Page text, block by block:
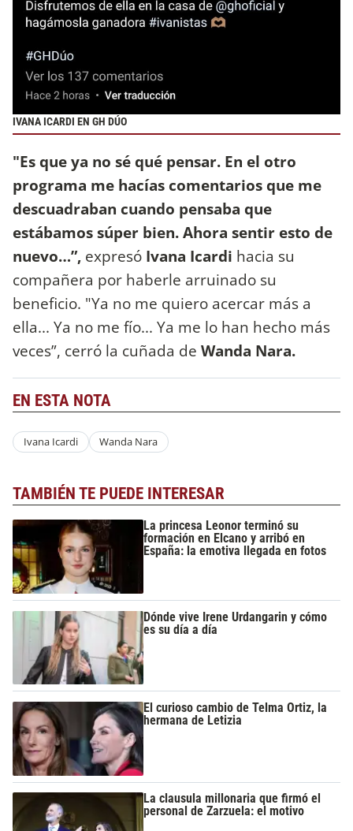
IVANA ICARDI EN GH DÚO
"Es que ya no sé qué pensar. En el otro
programa me hacías comentarios que me
descuadraban cuando pensaba que
estábamos súper bien. Ahora sentir esto de
nuevo…”, expresó Ivana Icardi hacia su
compañera por haberle arruinado su
beneficio. "Ya no me quiero acercar más a
ella... Ya no me fío... Ya me lo han hecho más
veces”, cerró la cuñada de Wanda Nara.
EN ESTA NOTA
Ivana Icardi Wanda Nara
TAMBIÉN TE PUEDE INTERESAR
La princesa Leonor terminó su
formación en Elcano y arribó en
España: la emotiva llegada en fotos
Dónde vive Irene Urdangarin y cómo
es su día a día
El curioso cambio de Telma Ortiz, la
hermana de Letizia
La clausula millonaria que firmó el
personal de Zarzuela: el motivo